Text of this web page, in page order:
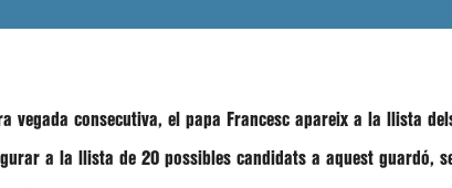
vegada consecutiva, el papa Francesc apareix a la llista
a la llista de 20 possibles candidats a aquest guardó,